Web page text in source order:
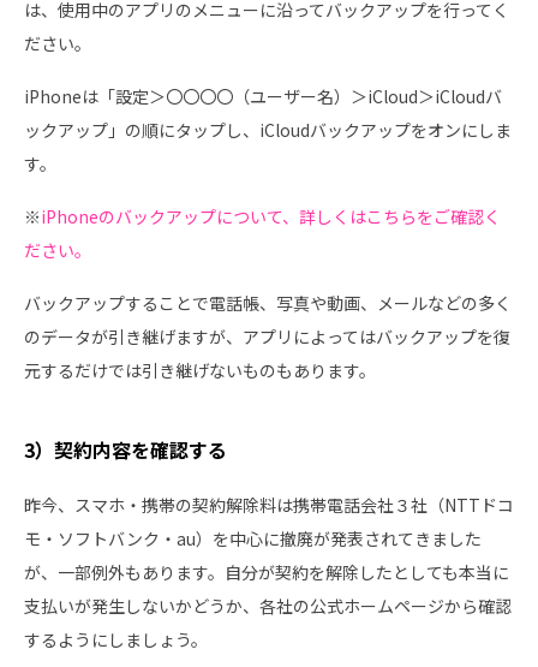
は、使用中のアプリのメニューに沿ってバックアップを行ってく
ださい。
iPhoneは「設定＞〇〇〇〇（ユーザー名）＞iCloud＞iCloudバ
ックアップ」の順にタップし、iCloudバックアップをオンにしま
す。
※iPhoneのバックアップについて、詳しくはこちらをご確認く
ださい。
バックアップすることで電話帳、写真や動画、メールなどの多く
のデータが引き継げますが、アプリによってはバックアップを復
元するだけでは引き継げないものもあります。
3）契約内容を確認する
昨今、スマホ・携帯の契約解除料は携帯電話会社３社（NTTドコ
モ・ソフトバンク・au）を中心に撤廃が発表されてきました
が、一部例外もあります。自分が契約を解除したとしても本当に
支払いが発生しないかどうか、各社の公式ホームページから確認
するようにしましょう。